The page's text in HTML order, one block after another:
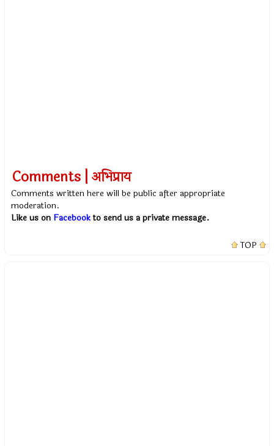
Comments | अभिप्राय
Comments written here will be public after appropriate
moderation.
Like us on Facebookto send us a private message.
TOP